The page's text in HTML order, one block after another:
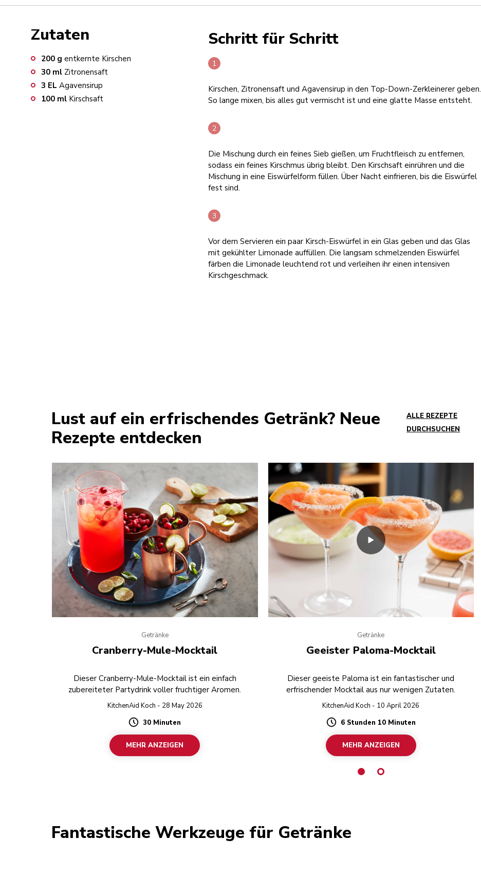
Zutaten
200 g entkernte Kirschen
30 ml Zitronensaft
3 EL Agavensirup
100 ml Kirschsaft
Schritt für Schritt
Kirschen, Zitronensaft und Agavensirup in den Top-Down-Zerkleinerer geben.
So lange mixen, bis alles gut vermischt ist und eine glatte Masse entsteht.
Die Mischung durch ein feines Sieb gießen, um Fruchtfleisch zu entfernen,
sodass ein feines Kirschmus übrig bleibt. Den Kirschsaft einrühren und die
Mischung in eine Eiswürfelform füllen. Über Nacht einfrieren, bis die Eiswürfel
fest sind.
Vor dem Servieren ein paar Kirsch-Eiswürfel in ein Glas geben und das Glas
mit gekühlter Limonade auffüllen. Die langsam schmelzenden Eiswürfel
färben die Limonade leuchtend rot und verleihen ihr einen intensiven
Kirschgeschmack.
Lust auf ein erfrischendes Getränk? Neue
Rezepte entdecken
ALLE REZEPTE
DURCHSUCHEN
Getränke
Cranberry-Mule-Mocktail
Dieser Cranberry-Mule-Mocktail ist ein einfach
zubereiteter Partydrink voller fruchtiger Aromen.
KitchenAid Koch - 28 May 2026
Duration
30 Minuten
MEHR ANZEIGEN
Getränke
Geeister Paloma-Mocktail
Dieser geeiste Paloma ist ein fantastischer und
erfrischender Mocktail aus nur wenigen Zutaten.
KitchenAid Koch - 10 April 2026
Duration
6 Stunden 10 Minuten
MEHR ANZEIGEN
Fantastische Werkzeuge für Getränke